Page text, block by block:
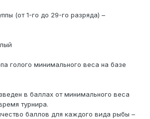
(от 1-го до 29-го разряда) –
голого минимального веса на базе
в баллах от минимального веса
турнира.
баллов для каждого вида рыбы –